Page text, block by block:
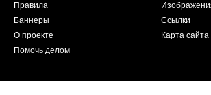
Правила
Баннеры
О проекте
Помочь делом
Ссылки
Карта сайта